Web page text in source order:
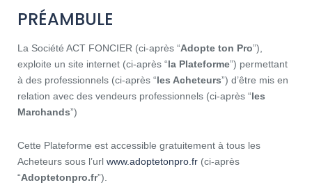
PRÉAMBULE
La Société ACT FONCIER (ci-après “Adopte ton Pro”),
exploite un site internet (ci-après “la Plateforme”) permettant
à des professionnels (ci-après “les Acheteurs”) d’être mis en
relation avec des vendeurs professionnels (ci-après “les
Marchands”)
Cette Plateforme est accessible gratuitement à tous les
Acheteurs sous l’url www.adoptetonpro.fr (ci-après
“Adoptetonpro.fr”).